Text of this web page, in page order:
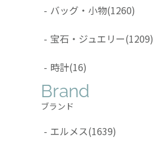
- バッグ・小物(1260)
- 宝石・ジュエリー(1209)
- 時計(16)
Brand
ブランド
- エルメス(1639)